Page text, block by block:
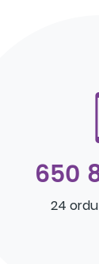
650
24